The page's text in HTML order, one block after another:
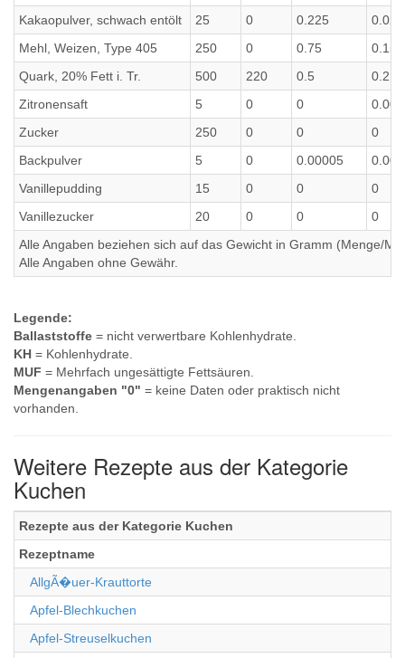
Kakaopulver, schwach entölt
25 0 0.225
0.025
Mehl, Weizen, Type 405
250 0 0.75
0.15
Quark, 20% Fett i. Tr.
500 220 0.5
0.2
Zitronensaft
5 0 0
0.002
Zucker
250 0 0
0
Backpulver
5 0 0.00005
Vanillepudding
15 0 0
0
Vanillezucker
20 0 0
0
Alle Angaben beziehen sich auf das Gewicht in Gramm (Menge/
Alle Angaben ohne Gewähr.
Legende:
Ballaststoffe = nicht verwertbare Kohlenhydrate.
KH = Kohlenhydrate.
MUF = Mehrfach ungesättigte Fettsäuren.
Mengenangaben "0" = keine Daten oder praktisch nicht
vorhanden.
Weitere Rezepte aus der Kategorie
Kuchen
Rezepte aus der Kategorie Kuchen
Rezeptname
AllgÃ�uer-Krauttorte
Apfel-Blechkuchen
Apfel-Streuselkuchen